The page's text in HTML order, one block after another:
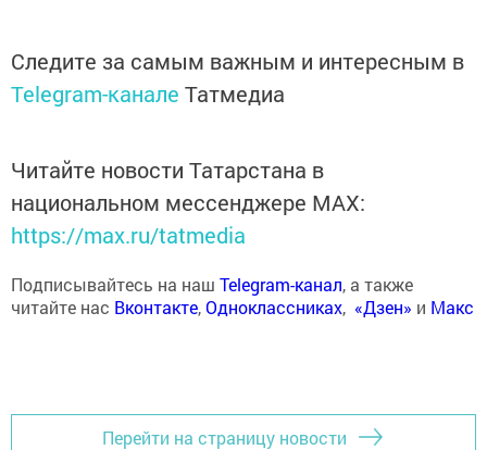
Следите за самым важным и интересным в
Telegram-канале Татмедиа
Читайте новости Татарстана в
национальном мессенджере MАХ:
https://max.ru/tatmedia
Подписывайтесь на наш Telegram-канал, а также
читайте нас Вконтакте,Одноклассниках, «Дзен» и Макс
Перейти на страницу новости